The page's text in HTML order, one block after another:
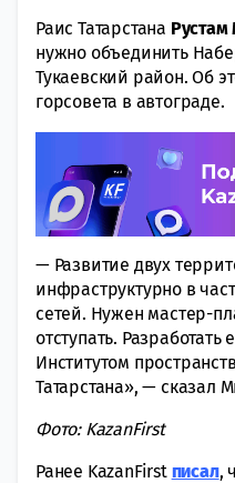
Раис Татарстана
нужно объединить
Тукаевский район. Об
горсовета в автограде.
— Развитие двух
инфраструктурно в
сетей. Нужен мастер-
отступать. Разработать
Институтом
Татарстана», — сказал
Фото: KazanFirst
Ранее KazanFirst писал,